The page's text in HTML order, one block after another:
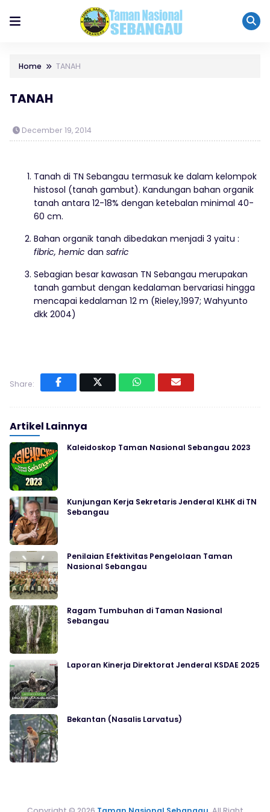
Home TANAH
TANAH
December 19, 2014
Tanah di TN Sebangau termasuk ke dalam kelompok
histosol (tanah gambut). Kandungan bahan organik
tanah antara 12-18% dengan ketebalan minimal 40-
60 cm.
Bahan organik tanah dibedakan menjadi 3 yaitu :
fibric, hemic dan safric
Sebagian besar kawasan TN Sebangau merupakan
tanah gambut dengan kedalaman bervariasi hingga
mencapai kedalaman 12 m (Rieley,1997; Wahyunto
dkk 2004)
Share:
Artikel Lainnya
Kaleidoskop Taman Nasional Sebangau 2023
Kunjungan Kerja Sekretaris Jenderal KLHK di TN
Sebangau
Penilaian Efektivitas Pengelolaan Taman
Nasional Sebangau
Ragam Tumbuhan di Taman Nasional
Sebangau
Laporan Kinerja Direktorat Jenderal KSDAE 2025
Bekantan (Nasalis Larvatus)